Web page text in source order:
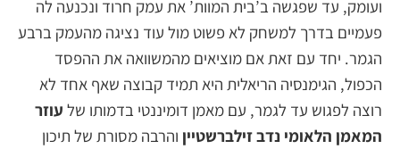
ועומק, עד שפגשה ב’בית המוות’ את עמק חרוד ונכנעה לה
פעמיים בדרך למשחק לא פשוט מול עוד נציגה מהעמק ברבע
הגמר. יחד עם זאת אם מוציאים מהמשוואה את ההפסד
הכפול, הגימנסיה הריאלית היא תמיד קבוצה שאף אחד לא
רוצה לפגוש עד לגמר, עם מאמן דומיננטי בדמותו של עוזר
המאמן הלאומי נדב זילברשטיין והרבה מסורת של תיכון